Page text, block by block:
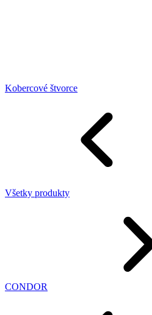
Kobercové štvorce
Všetky produkty
CONDOR